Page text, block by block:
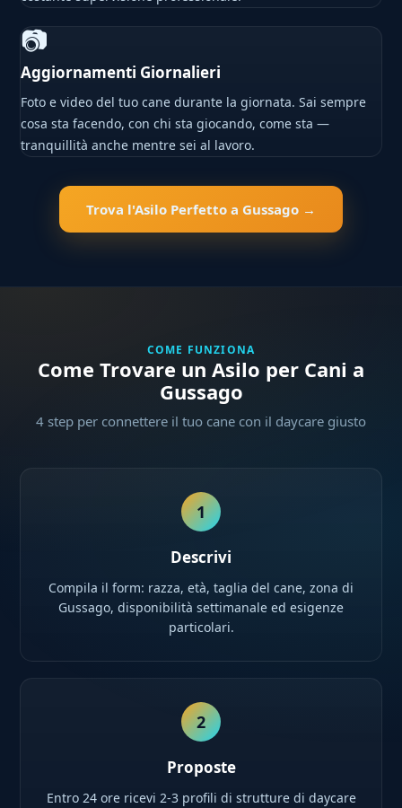
📷
Aggiornamenti Giornalieri
Foto e video del tuo cane durante la giornata. Sai sempre
cosa sta facendo, con chi sta giocando, come sta —
tranquillità anche mentre sei al lavoro.
Trova l'Asilo Perfetto a Gussago →
COME FUNZIONA
Come Trovare un Asilo per Cani a
Gussago
4 step per connettere il tuo cane con il daycare giusto
1
Descrivi
Compila il form: razza, età, taglia del cane, zona di
Gussago, disponibilità settimanale ed esigenze
particolari.
2
Proposte
Entro 24 ore ricevi 2-3 profili di strutture di daycare